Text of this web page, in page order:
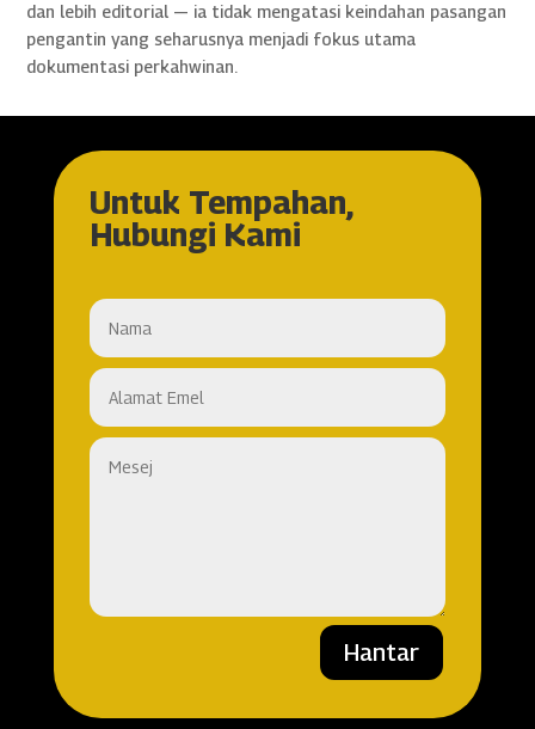
dan lebih editorial — ia tidak mengatasi keindahan pasangan
pengantin yang seharusnya menjadi fokus utama
dokumentasi perkahwinan.
Untuk Tempahan,
Hubungi Kami
Hantar